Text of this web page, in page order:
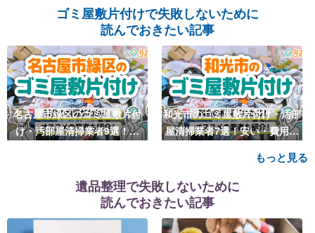
ゴミ屋敷片付けで失敗しないために
読んでおきたい記事
名古屋市緑区のゴミ屋敷片付
け・汚部屋清掃業者9選！安
和光市のゴミ屋敷片付け・汚部
屋清掃業者7選！安い・費用相
もっと見る
遺品整理で失敗しないために
読んでおきたい記事